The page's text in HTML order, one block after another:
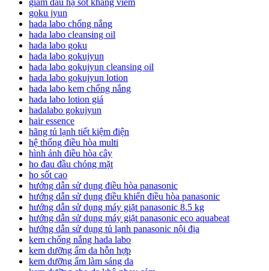
giảm đau hạ sốt kháng viêm
goku jyun
hada labo chống nắng
hada labo cleansing oil
hada labo goku
hada labo gokujyun
hada labo gokujyun cleansing oil
hada labo gokujyun lotion
hada labo kem chống nắng
hada labo lotion giá
hadalabo gokujyun
hair essence
hãng tủ lạnh tiết kiệm điện
hệ thống điều hòa multi
hình ảnh điều hòa cây
ho đau đầu chóng mặt
ho sốt cao
hướng dẫn sử dụng điều hòa panasonic
hướng dẫn sử dụng điều khiển điều hòa panasonic
hướng dẫn sử dụng máy giặt panasonic 8.5 kg
hướng dẫn sử dụng máy giặt panasonic eco aquabeat
hướng dẫn sử dụng tủ lạnh panasonic nội địa
kem chống nắng hada labo
kem dưỡng ẩm da hỗn hợp
kem dưỡng ẩm làm sáng da